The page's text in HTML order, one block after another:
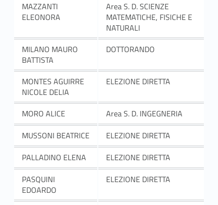
MAZZANTI
ELEONORA
Area S. D. SCIENZE
MATEMATICHE, FISICHE E
NATURALI
MILANO MAURO
BATTISTA
DOTTORANDO
MONTES AGUIRRE
NICOLE DELIA
ELEZIONE DIRETTA
MORO ALICE
Area S. D. INGEGNERIA
MUSSONI BEATRICE
ELEZIONE DIRETTA
PALLADINO ELENA
ELEZIONE DIRETTA
PASQUINI
EDOARDO
ELEZIONE DIRETTA